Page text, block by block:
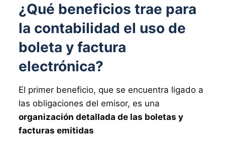
¿Qué beneficios trae para
la contabilidad el uso de
boleta y factura
electrónica?
El primer beneficio, que se encuentra ligado a
las obligaciones del emisor, es una
organización detallada de las boletas y
facturas emitidas